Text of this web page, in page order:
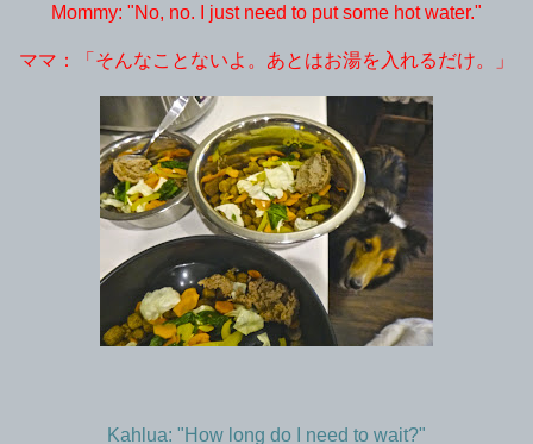
Mommy: "No, no. I just need to put some hot water."
ママ：「そんなことないよ。あとはお湯を入れるだけ。」
Kahlua: "How long do I need to wait?"